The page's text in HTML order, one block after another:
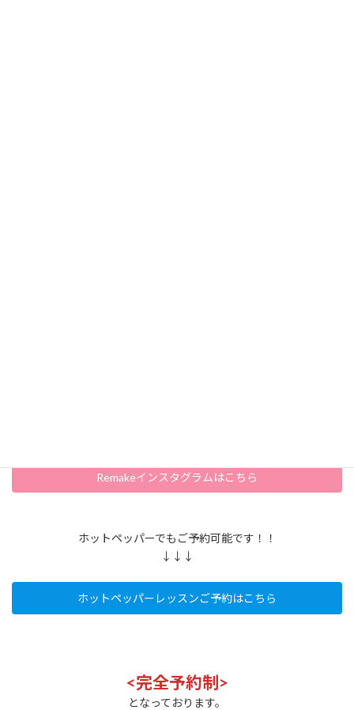
Remakeインスタグラムはこちら
ホットペッパーでもご予約可能です！！
↓↓↓
ホットペッパーレッスンご予約はこちら
<完全予約制>
となっております。